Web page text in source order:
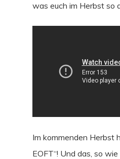
was euch im Herbst so
Im kommenden Herbst
EOFT“! Und das, so